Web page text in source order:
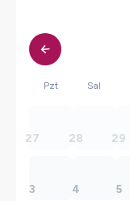
Pzt Sal
27 28 29
3 4 5